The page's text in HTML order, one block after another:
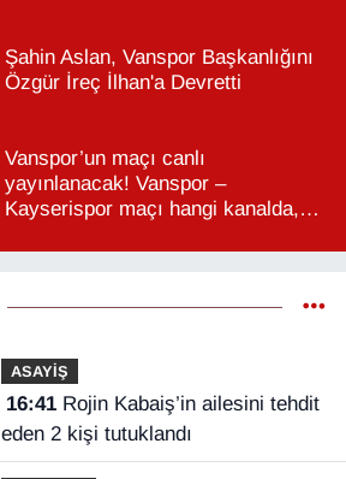
Şahin Aslan, Vanspor Başkanlığını
Özgür İreç İlhan'a Devretti
Vanspor’un maçı canlı
yayınlanacak! Vanspor –
Kayserispor maçı hangi kanalda,
ASAYİŞ
16:41Rojin Kabaiş’in ailesini tehdit
eden 2 kişi tutuklandı